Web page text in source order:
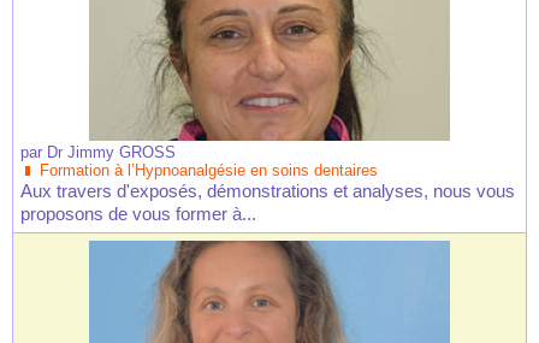
par Dr Jimmy GROSS
Formation à l’Hypnoanalgésie en soins dentaires
Aux travers d'exposés, démonstrations et analyses, nous vous
proposons de vous former à...